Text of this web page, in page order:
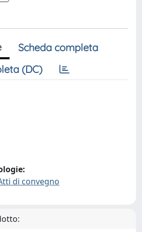
Scheda completa
(DC)
di convegno